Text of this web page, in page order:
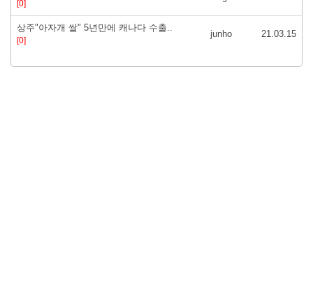
[0]
상주"아자개 쌀" 5년만에 캐나다 수출..
[0]
junho 21.03.15